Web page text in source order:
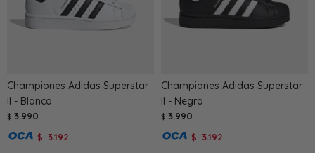
Championes Adidas Superstar
II - Blanco
$ 3.990
$ 3.192
Championes Adidas Superstar
II - Negro
$ 3.990
$ 3.192